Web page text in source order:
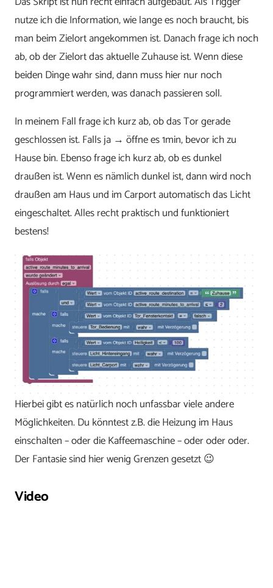
nutze ich die Information, wie lange es noch braucht, bis
man beim Zielort angekommen ist. Danach frage ich noch
ab, ob der Zielort das aktuelle Zuhause ist. Wenn diese
beiden Dinge wahr sind, dann muss hier nur noch
programmiert werden, was danach passieren soll.
In meinem Fall frage ich kurz ab, ob das Tor gerade
geschlossen ist. Falls ja → öffne es 1min, bevor ich zu
Hause bin. Ebenso frage ich kurz ab, ob es dunkel
draußen ist. Wenn es nämlich dunkel ist, dann wird noch
draußen am Haus und im Carport automatisch das Licht
eingeschaltet. Alles recht praktisch und funktioniert
bestens!
Hierbei gibt es natürlich noch unfassbar viele andere
Möglichkeiten. Du könntest z.B. die Heizung im Haus
einschalten – oder die Kaffeemaschine – oder oder oder.
Der Fantasie sind hier wenig Grenzen gesetzt 😉
Video